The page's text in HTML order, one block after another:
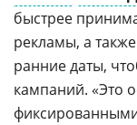
быстрее
рекламы, а
ранние даты,
кампаний. «Это